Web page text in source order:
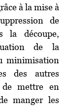
à la mise à
de
la découpe,
de la
minimisation
des autres
mettre en
manger les